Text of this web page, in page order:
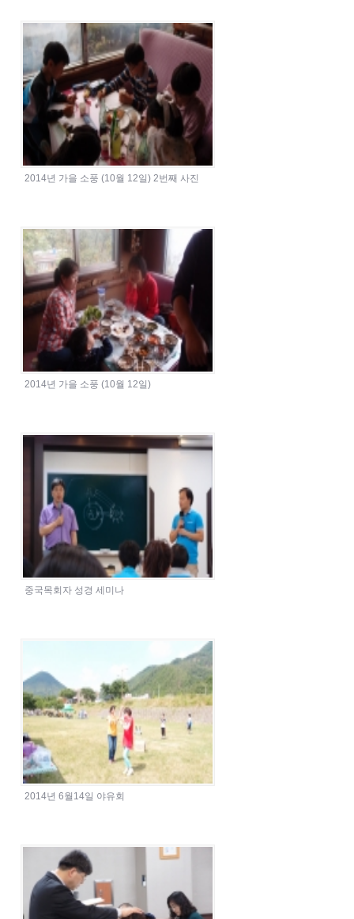
2014년 가을 소풍 (10월 12일) 2번째 사진
2014년 가을 소풍 (10월 12일)
중국목회자 성경 세미나
2014년 6월14일 야유회